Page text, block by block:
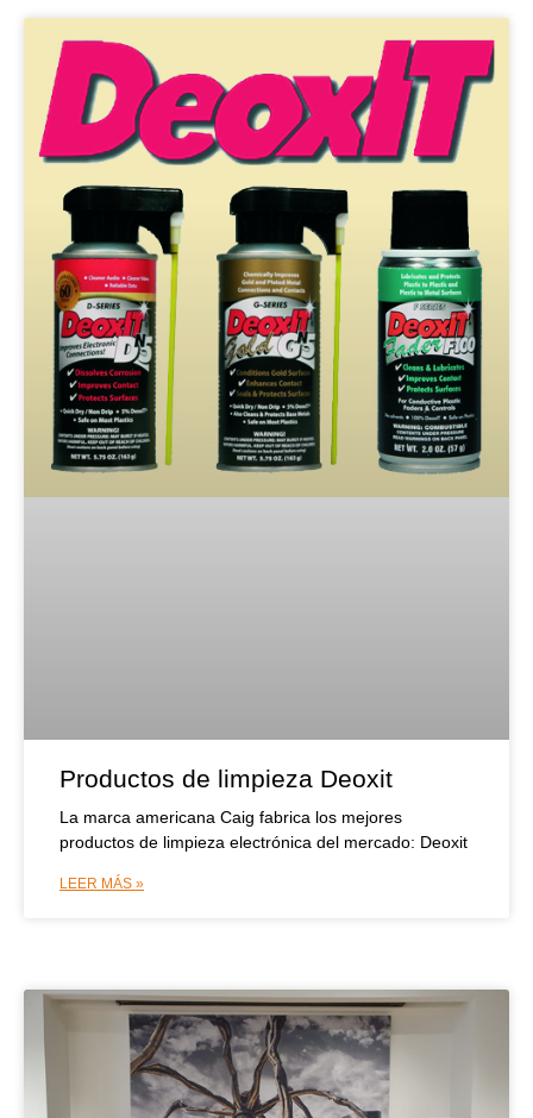
Productos de limpieza Deoxit
La marca americana Caig fabrica los mejores
productos de limpieza electrónica del mercado: Deoxit
LEER MÁS »